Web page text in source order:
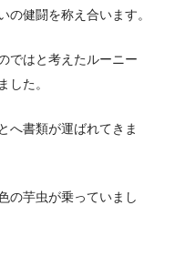
の健闘を称え合います。
ではと考えたルーニー
した。
へ書類が運ばれてきま
の芋虫が乗っていまし